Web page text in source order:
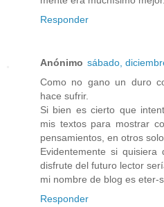
Responder
Anónimo sábado,
Como no gano un duro
hace sufrir.
Si bien es cierto que
mis textos para mostrar
pensamientos, en otros
Evidentemente si
disfrute del futuro lector
mi nombre de blog es eter-
Responder